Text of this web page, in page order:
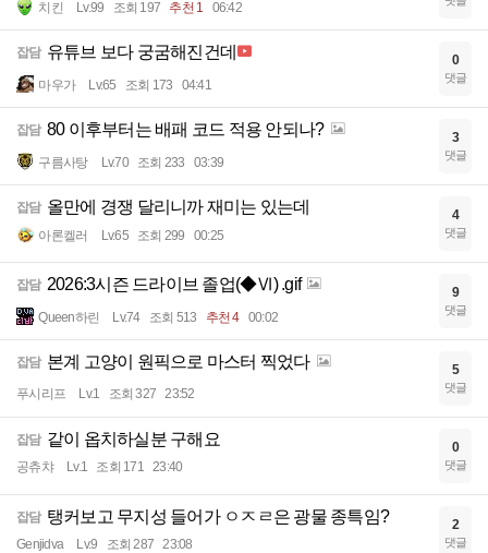
치킨 Lv.99 조회 197 추천 1 06:42
잡담 유튜브 보다 궁굼해진건데
마우가 Lv.65 조회 173 04:41
0
댓글
잡담 80 이후부터는 배패 코드 적용 안되나?
구름사탕 Lv.70 조회 233 03:39
3
댓글
잡담 올만에 경쟁 달리니까 재미는 있는데
아론켈러 Lv.65 조회 299 00:25
4
댓글
잡담 2026:3시즌 드라이브 졸업(◆Ⅵ) .gif
Queen하린 Lv.74 조회 513 추천 4 00:02
9
댓글
잡담 본계 고양이 원픽으로 마스터 찍었다
푸시리프 Lv.1 조회 327 23:52
5
댓글
잡담 같이 옵치하실분 구해요
공츄챠 Lv.1 조회 171 23:40
0
댓글
잡담 탱커보고 무지성 들어가 ㅇㅈㄹ은 광물 종특임?
Genjidva Lv.9 조회 287 23:08
2
댓글